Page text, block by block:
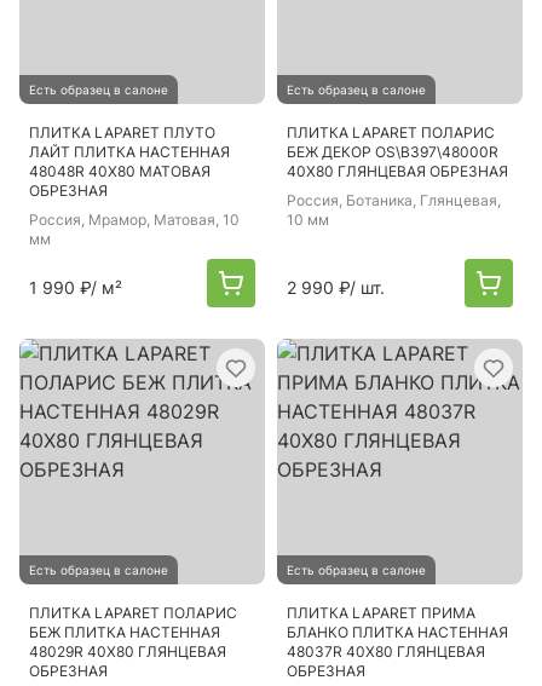
Есть образец в салоне
ПЛИТКА LAPARET ПЛУТО
ЛАЙТ ПЛИТКА НАСТЕННАЯ
48048R 40Х80 МАТОВАЯ
ОБРЕЗНАЯ
Россия, Мрамор, Матовая, 10
мм
1 990 ₽/ м²
Есть образец в салоне
ПЛИТКА LAPARET ПОЛАРИС
БЕЖ ДЕКОР OS\B397\48000R
40Х80 ГЛЯНЦЕВАЯ ОБРЕЗНАЯ
Россия, Ботаника, Глянцевая,
10 мм
2 990 ₽/ шт.
Есть образец в салоне
ПЛИТКА LAPARET ПОЛАРИС
БЕЖ ПЛИТКА НАСТЕННАЯ
48029R 40Х80 ГЛЯНЦЕВАЯ
ОБРЕЗНАЯ
Есть образец в салоне
ПЛИТКА LAPARET ПРИМА
БЛАНКО ПЛИТКА НАСТЕННАЯ
48037R 40Х80 ГЛЯНЦЕВАЯ
ОБРЕЗНАЯ